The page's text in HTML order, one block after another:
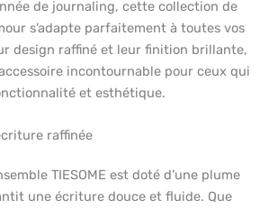
de journaling, cette collection de
s’adapte parfaitement à toutes vos
design raffiné et leur finition brillante,
incontournable pour ceux qui
et esthétique.
raffinée
TIESOME est doté d’une plume
une écriture douce et fluide. Que